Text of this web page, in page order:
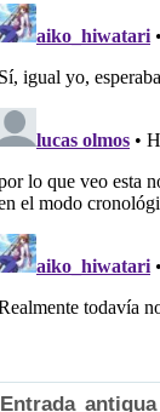
Entrada antigua